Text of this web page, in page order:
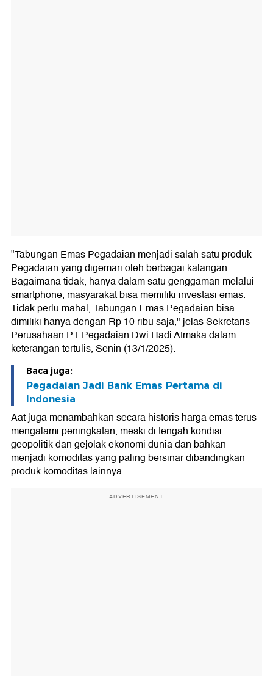
"Tabungan Emas Pegadaian menjadi salah satu produk
Pegadaian yang digemari oleh berbagai kalangan.
Bagaimana tidak, hanya dalam satu genggaman melalui
smartphone, masyarakat bisa memiliki investasi emas.
Tidak perlu mahal, Tabungan Emas Pegadaian bisa
dimiliki hanya dengan Rp 10 ribu saja," jelas Sekretaris
Perusahaan PT Pegadaian Dwi Hadi Atmaka dalam
keterangan tertulis, Senin (13/1/2025).
Baca juga:
Pegadaian Jadi Bank Emas Pertama di
Indonesia
Aat juga menambahkan secara historis harga emas terus
mengalami peningkatan, meski di tengah kondisi
geopolitik dan gejolak ekonomi dunia dan bahkan
menjadi komoditas yang paling bersinar dibandingkan
produk komoditas lainnya.
ADVERTISEMENT